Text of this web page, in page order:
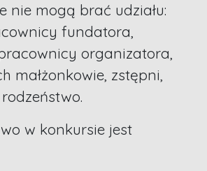
nie mogą brać udziału:
fundatora,
organizatora,
małżonkowie, zstępni,
w konkursie jest